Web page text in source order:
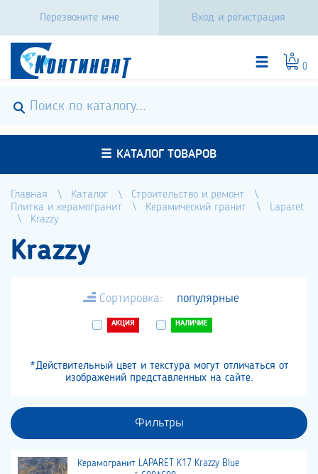
Перезвоните мне Вход и регистрация
0
КАТАЛОГ ТОВАРОВ
Главная Каталог
Строительство и ремонт
Плитка и керамогранит
Керамический гранит
Laparet
Krazzy
Krazzy
Сортировка: популярные
АКЦИЯ НАЛИЧИЕ
*Действительный цвет и текстура могут отличаться от
изображений представленных на сайте.
Фильтры
Керамогранит LAPARET K17 Krazzy Blue